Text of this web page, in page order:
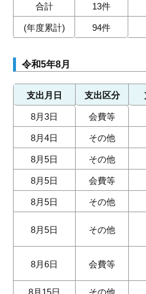
合計 13件
(年度累計) 94件
令和5年8月
支出月日 支出区分
8月3日 会費等
8月4日 その他
8月5日 その他
8月5日 会費等
8月5日 その他
8月5日 その他
8月6日 会費等
8月15日 その他